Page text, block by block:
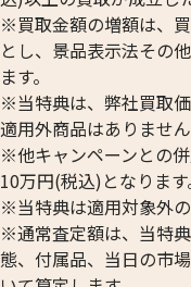
※買取金額の増額は、
とし、景品表示法その
ます。
※当特典は、弊社買取
適用外商品はありません
※他キャンペーンとの
10万円(税込)となります
※当特典は適用対象外の
※通常査定額は、当特
態、付属品、当日の市